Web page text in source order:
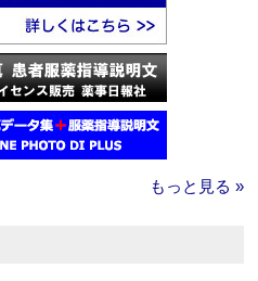
もっと見る »